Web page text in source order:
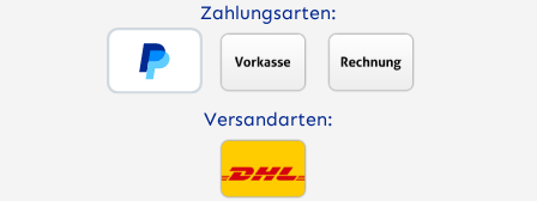
Zahlungsarten:
Versandarten: